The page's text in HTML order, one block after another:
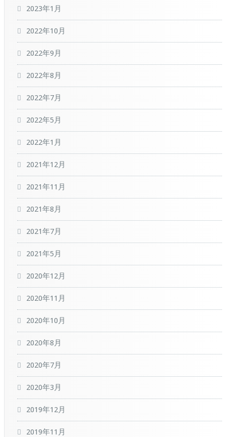
2023年1月
2022年10月
2022年9月
2022年8月
2022年7月
2022年5月
2022年1月
2021年12月
2021年11月
2021年8月
2021年7月
2021年5月
2020年12月
2020年11月
2020年10月
2020年8月
2020年7月
2020年3月
2019年12月
2019年11月